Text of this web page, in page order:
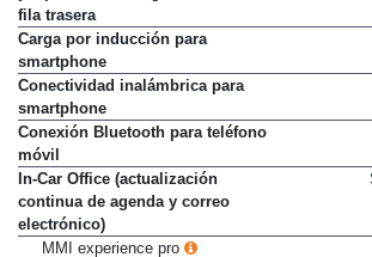
y 2 puertos de carga USB-C en
fila trasera
Carga por inducción para
smartphone
Conectividad inalámbrica para
smartphone
Conexión Bluetooth para teléfono
móvil
In-Car Office (actualización
continua de agenda y correo
electrónico)